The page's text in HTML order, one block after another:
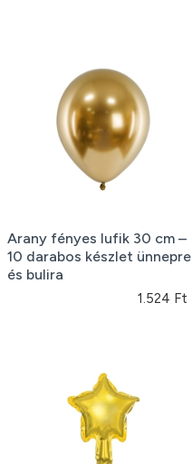
Arany fényes lufik 30 cm –
10 darabos készlet ünnepre
és bulira
1.524 Ft